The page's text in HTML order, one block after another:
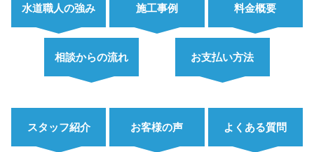
水道職人の強み 施工事例 料金概要
相談からの流れ お支払い方法
スタッフ紹介 お客様の声 よくある質問